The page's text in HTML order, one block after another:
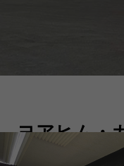
ヨアヒム・
コーデ